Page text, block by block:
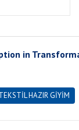
in
HAZIR GİYİM